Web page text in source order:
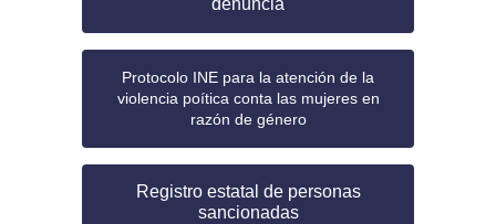
denuncia
Protocolo INE para la atención de la
violencia poítica conta las mujeres en
razón de género
Registro estatal de personas
sancionadas